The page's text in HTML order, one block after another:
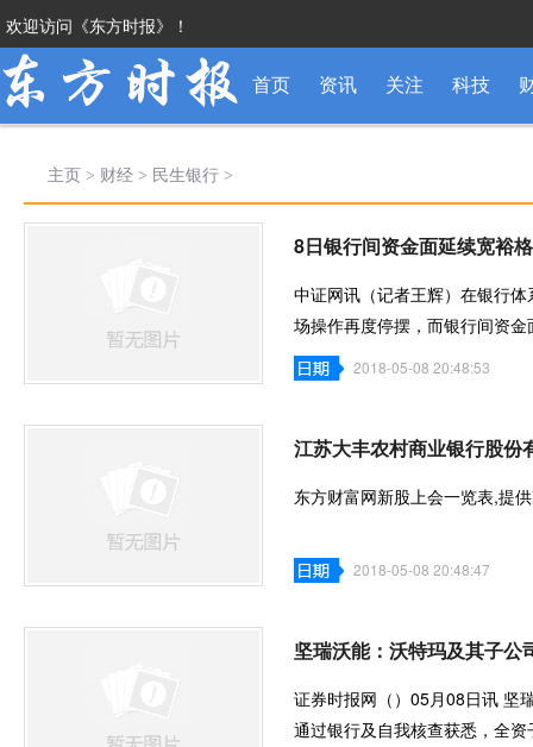
欢迎访问《东方时报》！
首页 资讯 关注 科技
主页 > 财经 > 民生银行 >
8日银行间资金面延续宽裕
中证网讯（记者王辉）在银行
场操作再度停摆，而银行间资
显示，截 2018-05-08 20:48:53
江苏大丰农村商业银行股份
东方财富网新股上会一览表,提
2018-05-08 20:48:47
坚瑞沃能：沃特玛及其子公
证券时报网（）05月08日讯 坚
通过银行及自我核查获悉，全